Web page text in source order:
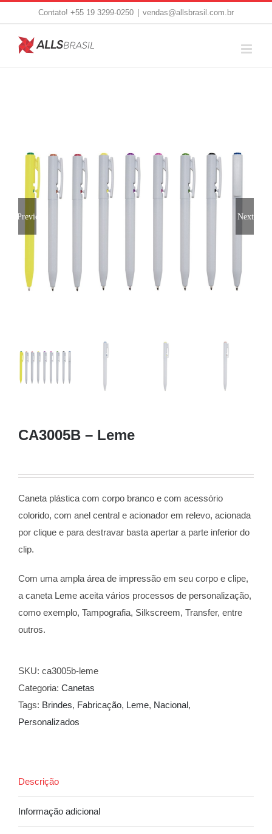
content
Contato! +55 19 3299-0250 vendas@allsbrasil.com.br
Previous Next
CA3005B – Leme
Caneta plástica com corpo branco e com acessório
colorido, com anel central e acionador em relevo, acionada
por clique e para destravar basta apertar a parte inferior do
clip.
Com uma ampla área de impressão em seu corpo e clipe,
a caneta Leme aceita vários processos de personalização,
como exemplo, Tampografia, Silkscreem, Transfer, entre
outros.
SKU: ca3005b-leme
Categoria: Canetas
Tags: Brindes, Fabricação, Leme, Nacional,
Personalizados
Descrição
Informação adicional